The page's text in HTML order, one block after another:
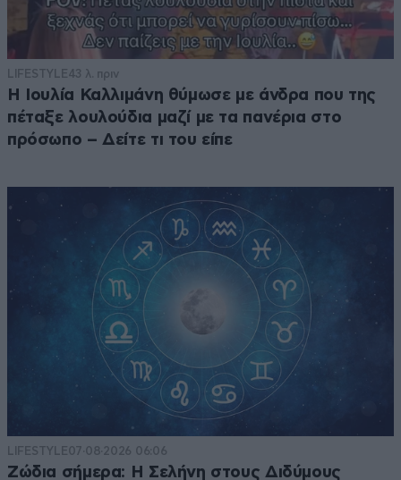
LIFESTYLE43 λ. πριν
Η Ιουλία Καλλιμάνη θύμωσε με άνδρα που της
πέταξε λουλούδια μαζί με τα πανέρια στο
πρόσωπο – Δείτε τι του είπε
LIFESTYLE07·08·2026 06:06
Ζώδια σήμερα: Η Σελήνη στους Διδύμους